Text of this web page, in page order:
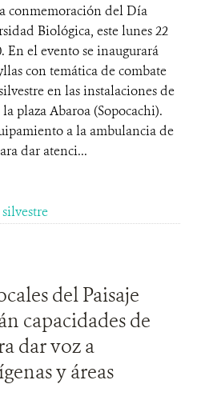
conmemoración del Día
Biológica, este lunes 22
En el evento se inaugurará
con temática de combate
en las instalaciones de
plaza Abaroa (Sopocachi).
a la ambulancia de
dar atenci...
del Paisaje
capacidades de
dar voz a
y áreas